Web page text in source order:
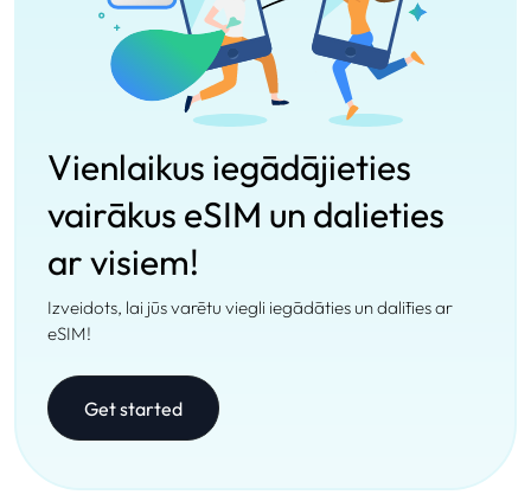
Vienlaikus iegādājieties
vairākus eSIM un dalieties
ar visiem!
Izveidots, lai jūs varētu viegli iegādāties un dalīties ar
eSIM!
Get started